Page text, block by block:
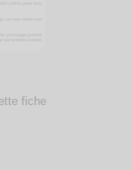
fiche